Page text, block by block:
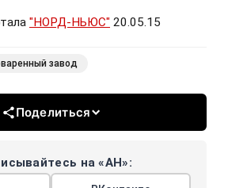
"НОРД-НЬЮС" 20.05.15
завод
Поделиться
на «АН»: